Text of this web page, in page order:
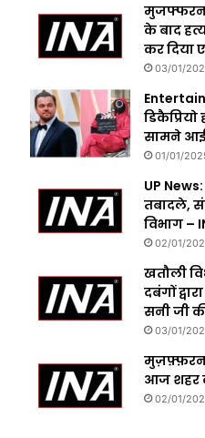
के बाद
कर दिया
03/01/
डिकैप्रियो
सामने आई
01/01/
UP
तबादले,
विभाग –
02/01/
खतौली
दबंगों
सनी जी
03/01/
आज शहर
02/01/